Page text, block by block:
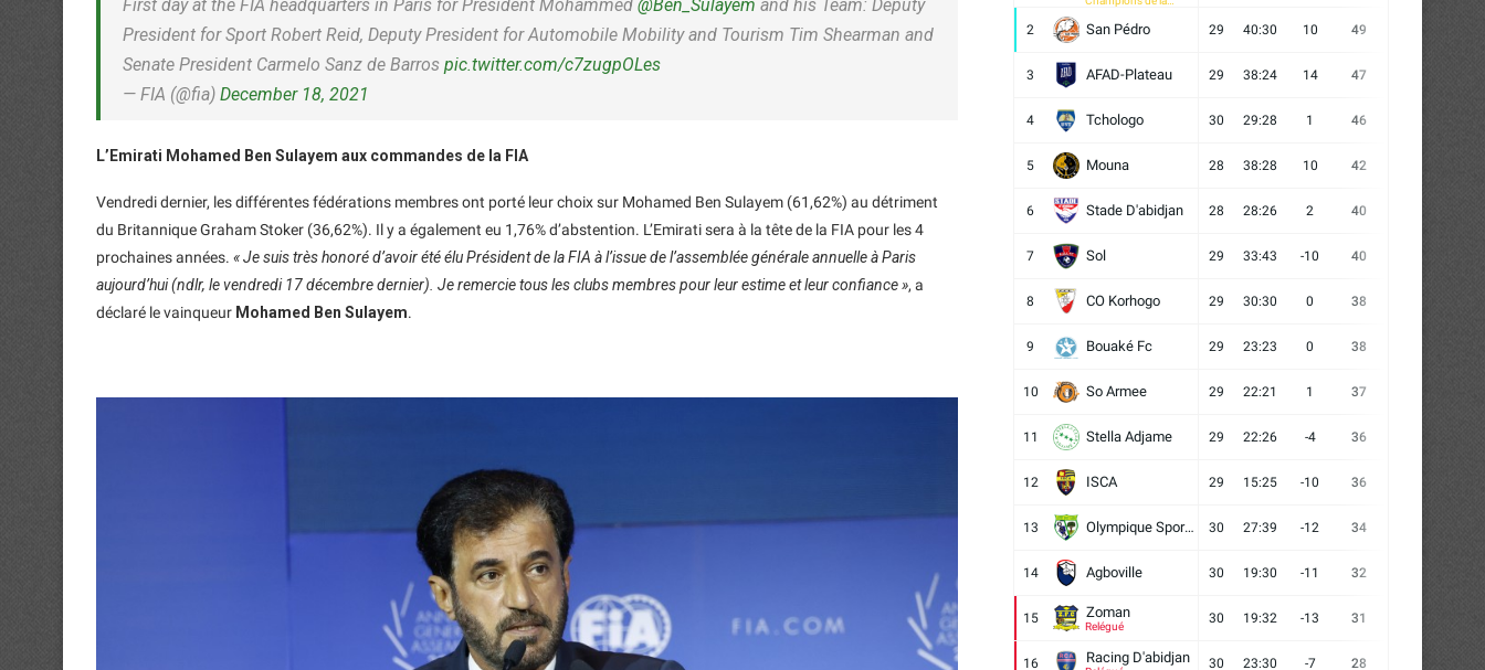
First day at the FIA headquarters in Paris for President Mohammed @Ben_Sulayem and his Team: Deputy
President for Sport Robert Reid, Deputy President for Automobile Mobility and Tourism Tim Shearman and
Senate President Carmelo Sanz de Barros pic.twitter.com/c7zugpOLes
— FIA (@fia) December 18, 2021
L’Emirati Mohamed Ben Sulayem aux commandes de la FIA
Vendredi dernier, les différentes fédérations membres ont porté leur choix sur Mohamed Ben Sulayem (61,62%) au détriment
du Britannique Graham Stoker (36,62%). Il y a également eu 1,76% d’abstention. L’Emirati sera à la tête de la FIA pour les 4
prochaines années. « Je suis très honoré d’avoir été élu Président de la FIA à l’issue de l’assemblée générale annuelle à Paris
aujourd’hui (ndlr, le vendredi 17 décembre dernier). Je remercie tous les clubs membres pour leur estime et leur confiance », a
déclaré le vainqueur Mohamed Ben Sulayem.
2 San Pédro 29 40:30 10 49
3 AFAD-Plateau 29 38:24 14 47
4 Tchologo 30 29:28 1 46
5 Mouna 28 38:28 10 42
6 Stade D'abidjan 28 28:26 2 40
7 Sol 29 33:43 -10 40
8 CO Korhogo 29 30:30 0 38
9 Bouaké Fc 29 23:23 0 38
10 So Armee 29 22:21 1 37
11 Stella Adjame 29 22:26 -4 36
12 ISCA 29 15:25 -10 36
13 Olympique Sport d'Abobo FC 30 27:39 -12 34
14 Agboville 30 19:30 -11 32
15 Zoman
Relégué
30 19:32 -13 31
16 Racing D'abidjan 30 23:30 -7 28